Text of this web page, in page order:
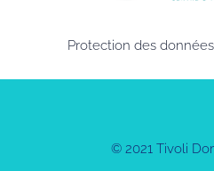
Protection des données
© 2021 Tivoli